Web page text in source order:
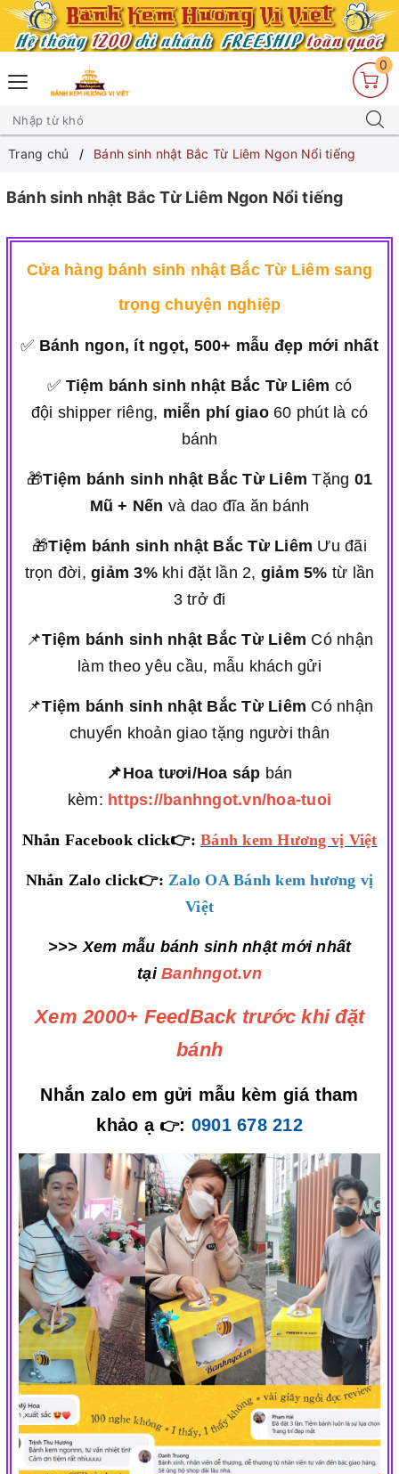
0
Trang chủ Bánh sinh nhật Bắc Từ Liêm Ngon Nổi tiếng
Bánh sinh nhật Bắc Từ Liêm Ngon Nổi tiếng
Cửa hàng bánh sinh nhật Bắc Từ Liêm sang
trọng chuyện nghiệp
✅ Bánh ngon, ít ngọt, 500+ mẫu đẹp mới nhất
✅ Tiệm bánh sinh nhật Bắc Từ Liêm có
đội shipper riêng, miễn phí giao60 phút là có
bánh
🎁Tiệm bánh sinh nhật Bắc Từ Liêm Tặng 01
Mũ + Nến và dao đĩa ăn bánh
🎁Tiệm bánh sinh nhật Bắc Từ Liêm Ưu đãi
trọn đời,giảm 3%khi đặt lần 2, giảm 5% từ lần
3 trở đi
📌Tiệm bánh sinh nhật Bắc Từ Liêm Có nhận
làm theo yêu cầu, mẫu khách gửi
📌Tiệm bánh sinh nhật Bắc Từ Liêm Có nhận
chuyển khoản giao tặng người thân
📌Hoa tươi/Hoa sáp bán
kèm: https://banhngot.vn/hoa-tuoi
Nhắn Facebook click👉: Bánh kem Hương vị Việt
Nhắn Zalo click👉:Zalo OA Bánh kem hương vị
Việt
>>> Xem mẫu bánh sinh nhật mới nhất
tạiBanhngot.vn
Xem 2000+ FeedBack trước khi đặt
bánh
Nhắn zalo em gửi mẫu kèm giá tham
khảo ạ 👉: 0901 678 212